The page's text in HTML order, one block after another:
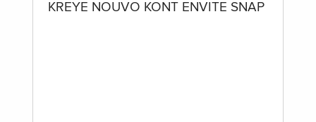
KREYE NOUVO KONT ENVITE SNAP